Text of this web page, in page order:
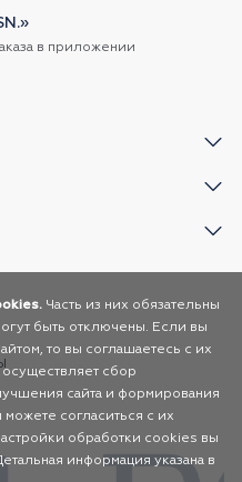
в приложении
Часть из них обязательны
быть отключены. Если вы
то вы соглашаетесь с их
сбор
сайта и формирования
согласиться с их
обработки cookies вы
информация указана в